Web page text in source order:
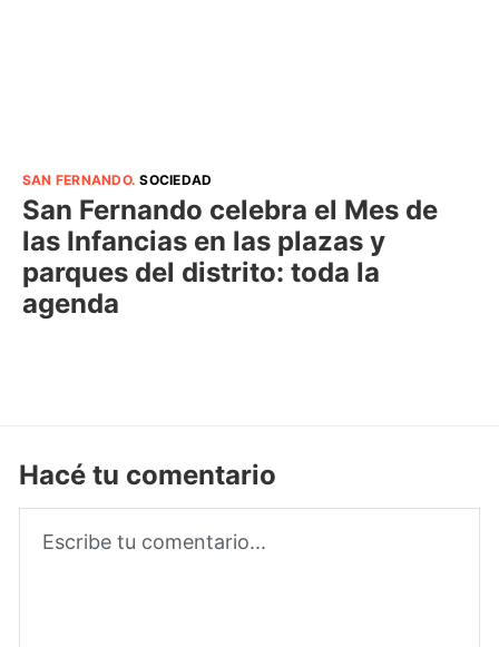
SAN FERNANDO.SOCIEDAD
San Fernando celebra el Mes de
las Infancias en las plazas y
parques del distrito: toda la
agenda
Hacé tu comentario